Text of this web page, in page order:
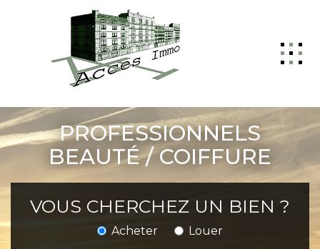
ACCUEIL
GESTION
LOCATION
NOTRE AGENCE
PROFESSIONNELS
BEAUTÉ / COIFFURE
VOUS CHERCHEZ UN BIEN ?
Acheter Louer